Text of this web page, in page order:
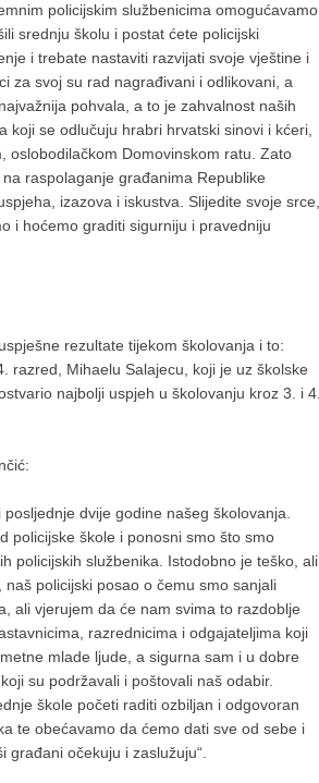
policijskim službenicima omogućavamo
srednju školu i postat ćete policijski
i trebate nastaviti razvijati svoje vještine i
za svoj su rad nagrađivani i odlikovani, a
pohvala, a to je zahvalnost naših
se odlučuju hrabri hrvatski sinovi i kćeri,
oslobodilačkom Domovinskom ratu. Zato
raspolaganje građanima Republike
izazova i iskustva. Slijedite svoje srce,
i hoćemo graditi sigurniju i pravedniju
rezultate tijekom školovanja i to:
razred, Mihaelu Salajecu, koji je uz školske
najbolji uspjeh u školovanju kroz 3. i 4.
dvije godine našeg školovanja.
policijske škole i ponosni smo što smo
policijskih službenika. Istodobno je teško, ali
policijski posao o čemu smo sanjali
ali vjerujem da će nam svima to razdoblje
razrednicima i odgajateljima koji
mlade ljude, a sigurna sam i u dobre
su podržavali i poštovali naš odabir.
škole početi raditi ozbiljan i odgovoran
te obećavamo da ćemo dati sve od sebe i
očekuju i zaslužuju“.